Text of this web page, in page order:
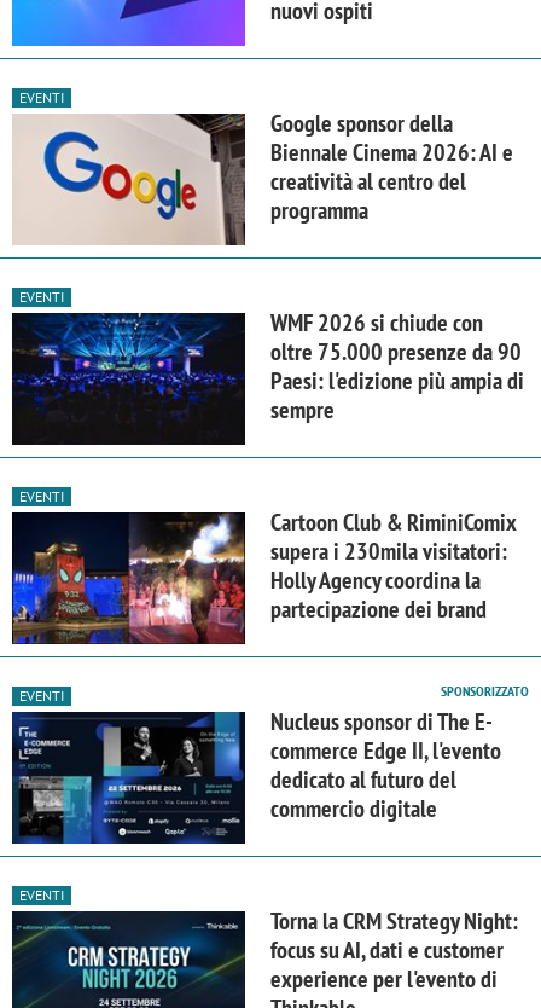
nuovi ospiti
EVENTI
Google sponsor della
Biennale Cinema 2026: AI e
creatività al centro del
programma
EVENTI
WMF 2026 si chiude con
oltre 75.000 presenze da 90
Paesi: l'edizione più ampia di
sempre
EVENTI
Cartoon Club & RiminiComix
supera i 230mila visitatori:
Holly Agency coordina la
partecipazione dei brand
EVENTI SPONSORIZZATO
Nucleus sponsor di The E-
commerce Edge II, l'evento
dedicato al futuro del
commercio digitale
EVENTI
Torna la CRM Strategy Night:
focus su AI, dati e customer
experience per l'evento di